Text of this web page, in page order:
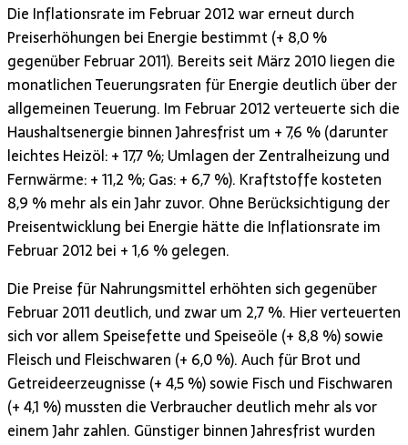
Die Inflationsrate im Februar 2012 war erneut durch
Preiserhöhungen bei Energie bestimmt (+ 8,0 %
gegenüber Februar 2011). Bereits seit März 2010 liegen die
monatlichen Teuerungsraten für Energie deutlich über der
allgemeinen Teuerung. Im Februar 2012 verteuerte sich die
Haushaltsenergie binnen Jahresfrist um + 7,6 % (darunter
leichtes Heizöl: + 17,7 %; Umlagen der Zentralheizung und
Fernwärme: + 11,2 %; Gas: + 6,7 %). Kraftstoffe kosteten
8,9 % mehr als ein Jahr zuvor. Ohne Berücksichtigung der
Preisentwicklung bei Energie hätte die Inflationsrate im
Februar 2012 bei + 1,6 % gelegen.
Die Preise für Nahrungsmittel erhöhten sich gegenüber
Februar 2011 deutlich, und zwar um 2,7 %. Hier verteuerten
sich vor allem Speisefette und Speiseöle (+ 8,8 %) sowie
Fleisch und Fleischwaren (+ 6,0 %). Auch für Brot und
Getreideerzeugnisse (+ 4,5 %) sowie Fisch und Fischwaren
(+ 4,1 %) mussten die Verbraucher deutlich mehr als vor
einem Jahr zahlen. Günstiger binnen Jahresfrist wurden